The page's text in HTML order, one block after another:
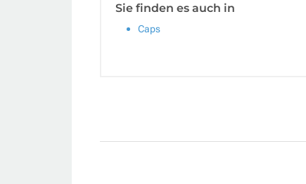
Sie finden es auch in
Caps